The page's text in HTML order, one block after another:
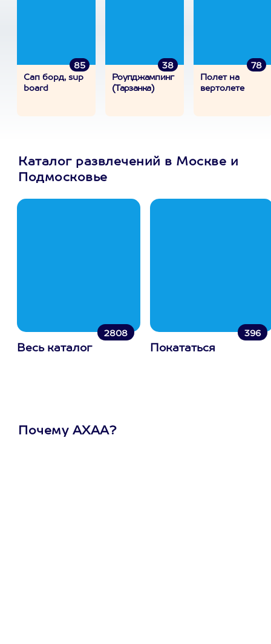
85
Сап борд, sup
board
38
Роупджампинг
(Тарзанка)
78
Полет на
вертолете
Каталог развлечений в Москве и
Подмосковье
2808
Весь каталог
396
Покататься
Почему АХАА?